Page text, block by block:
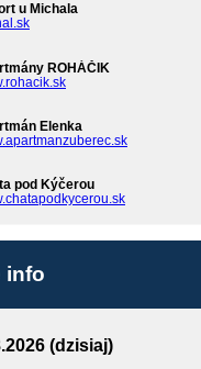
u Michala
ROHÁČIK
Elenka
pod Kýčerou
info
(dzisiaj)